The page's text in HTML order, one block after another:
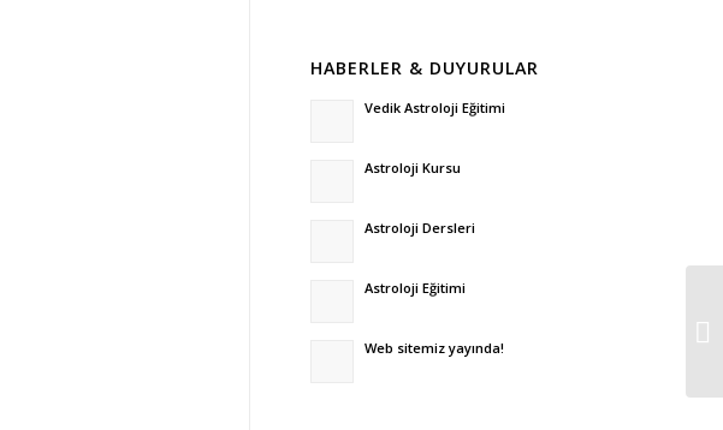
HABERLER & DUYURULAR
Vedik Astroloji Eğitimi
Astroloji Kursu
Astroloji Dersleri
Astroloji Eğitimi
Web sitemiz yayında!